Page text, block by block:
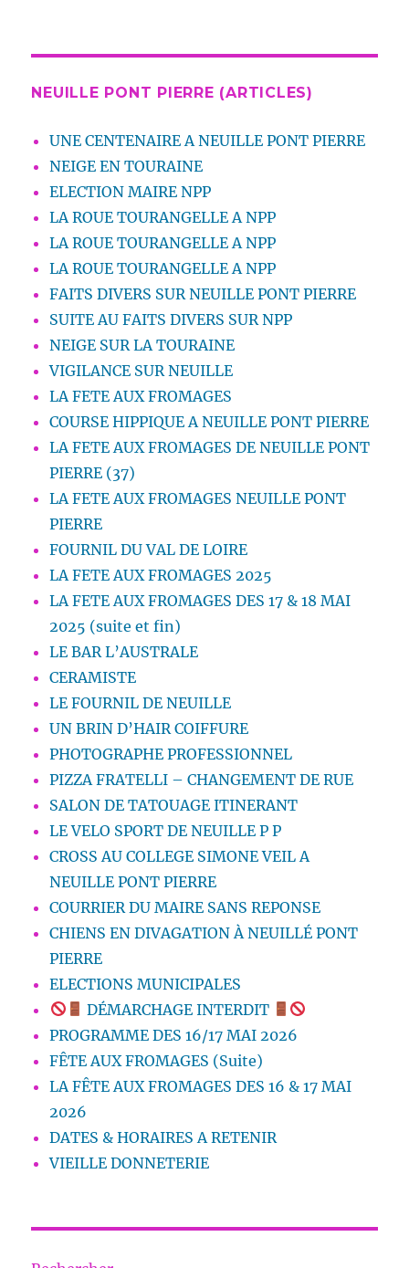
NEUILLE PONT PIERRE (ARTICLES)
UNE CENTENAIRE A NEUILLE PONT PIERRE
NEIGE EN TOURAINE
ELECTION MAIRE NPP
LA ROUE TOURANGELLE A NPP
LA ROUE TOURANGELLE A NPP
LA ROUE TOURANGELLE A NPP
FAITS DIVERS SUR NEUILLE PONT PIERRE
SUITE AU FAITS DIVERS SUR NPP
NEIGE SUR LA TOURAINE
VIGILANCE SUR NEUILLE
LA FETE AUX FROMAGES
COURSE HIPPIQUE A NEUILLE PONT PIERRE
LA FETE AUX FROMAGES DE NEUILLE PONT
PIERRE (37)
LA FETE AUX FROMAGES NEUILLE PONT
PIERRE
FOURNIL DU VAL DE LOIRE
LA FETE AUX FROMAGES 2025
LA FETE AUX FROMAGES DES 17 & 18 MAI
2025 (suite et fin)
LE BAR L’AUSTRALE
CERAMISTE
LE FOURNIL DE NEUILLE
UN BRIN D’HAIR COIFFURE
PHOTOGRAPHE PROFESSIONNEL
PIZZA FRATELLI – CHANGEMENT DE RUE
SALON DE TATOUAGE ITINERANT
LE VELO SPORT DE NEUILLE P P
CROSS AU COLLEGE SIMONE VEIL A
NEUILLE PONT PIERRE
COURRIER DU MAIRE SANS REPONSE
CHIENS EN DIVAGATION À NEUILLÉ PONT
PIERRE
ELECTIONS MUNICIPALES
DÉMARCHAGE INTERDIT
PROGRAMME DES 16/17 MAI 2026
FÊTE AUX FROMAGES (Suite)
LA FÊTE AUX FROMAGES DES 16 & 17 MAI
2026
DATES & HORAIRES A RETENIR
VIEILLE DONNETERIE